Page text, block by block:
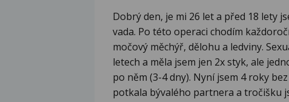
Dobrý den, je mi 26 let a před 18 lety
vada. Po této operaci chodím
močový měchýř, dělohu a ledviny.
letech a měla jsem jen 2x styk, ale
po něm (3-4 dny). Nyní jsem 4 roky
potkala bývalého partnera a tročišku